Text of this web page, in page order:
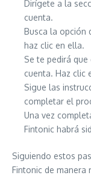
Dirígete a la
cuenta.
Busca la opción
haz clic en ella.
Se te pedirá
cuenta. Haz clic
Sigue las
completar el
Una vez
Fintonic habrá
Siguiendo estos
Fintonic de manera